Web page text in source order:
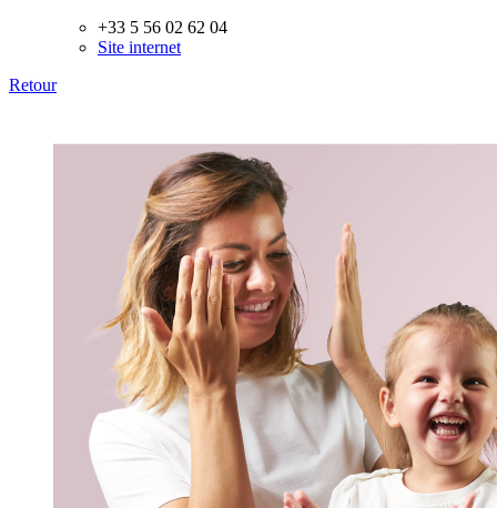
+33 5 56 02 62 04
Site internet
Retour